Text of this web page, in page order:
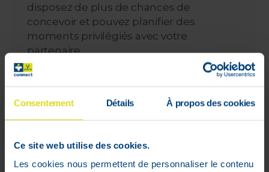
Consentement Détails À propos des cookies
Ce site web utilise des cookies.
Les cookies nous permettent de personnaliser le contenu
disposez de plus de chances de
concevoir et pouvez planifier des
moments privilégiés avec votre
partenaire.
Détecte les deux principales hormones
C'est le seul test d'ovulation à non
seulement détecter précisément
l'oestrogène ; il permet donc d'identifier
une fenêtre de fertilité plus large.